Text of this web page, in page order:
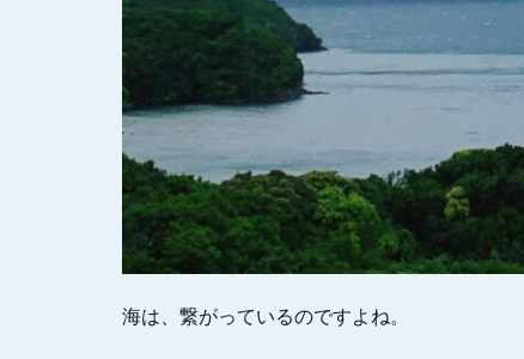
海は、繋がっているのですよね。